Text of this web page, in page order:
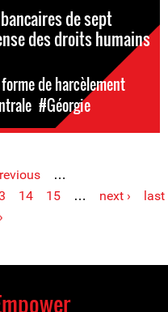
de sept
des droits humains
de harcèlement
#Géorgie
…
14 15 … next ›
last